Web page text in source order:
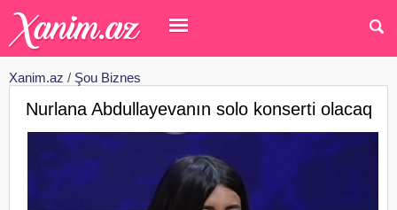
Xanim.az / Şou Biznes
Nurlana Abdullayevanın solo konserti olacaq